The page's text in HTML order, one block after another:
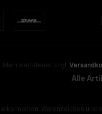
Mehrwertsteuer zzgl.
Alle
Warenzeichen